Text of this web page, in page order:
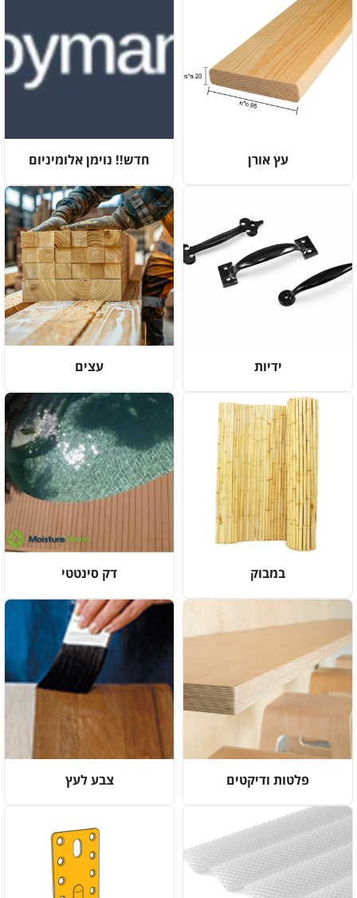
עץ אורן חדש!! נוימן אלומיניום
ידיות עצים
במבוק דק סינטטי
פלטות ודיקטים צבע לעץ